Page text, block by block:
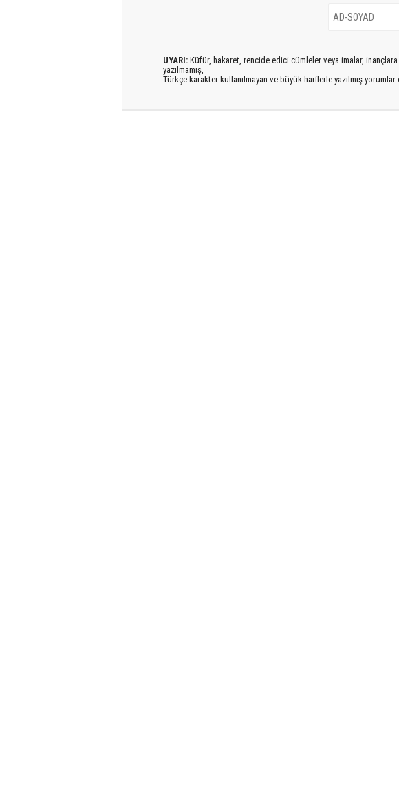
UYARI: Küfür, hakaret, rencide edici cümleler veya imalar, inançlara
yazılmamış,
Türkçe karakter kullanılmayan ve büyük harflerle yazılmış yorumlar